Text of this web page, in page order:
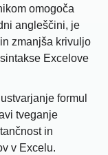
omogoča
angleščini, je
zmanjša krivuljo
Excelove
formul
tveganje
in
v Excelu.